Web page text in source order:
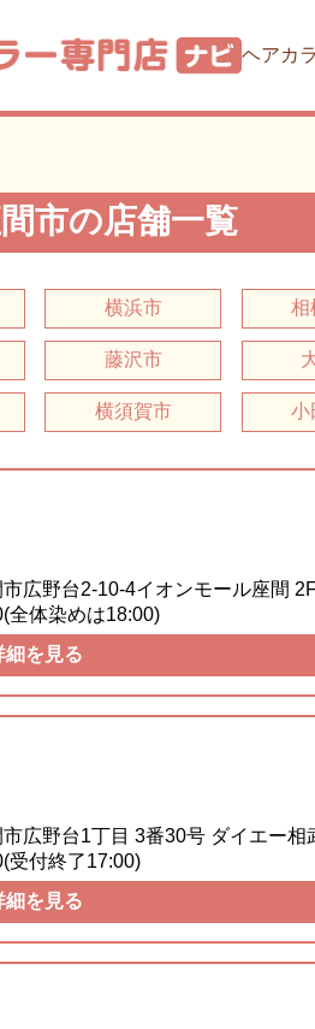
ヘアカ
市の店舗一覧
横浜市 相
藤沢市
横須賀市 小
広野台2-10-4イオンモール座間
全体染めは18:00)
細を見る
広野台1丁目 3番30号 ダイエー相
受付終了17:00)
細を見る